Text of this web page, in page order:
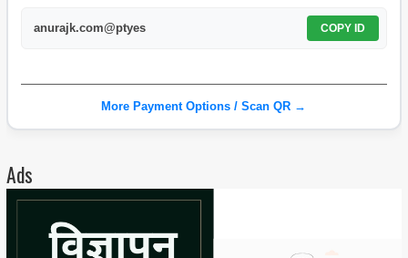
anurajk.com@ptyes COPY ID
More Payment Options / Scan QR →
Ads